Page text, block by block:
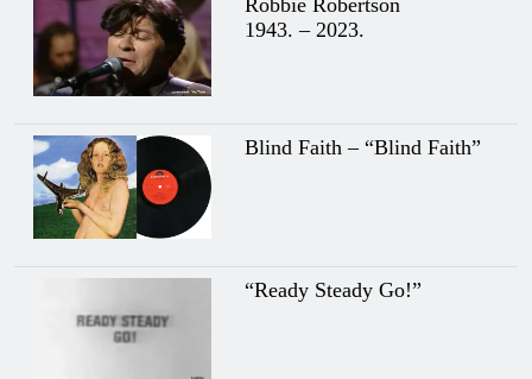
1943. – 2023.
Blind Faith – “Blind Faith”
“Ready Steady Go!”